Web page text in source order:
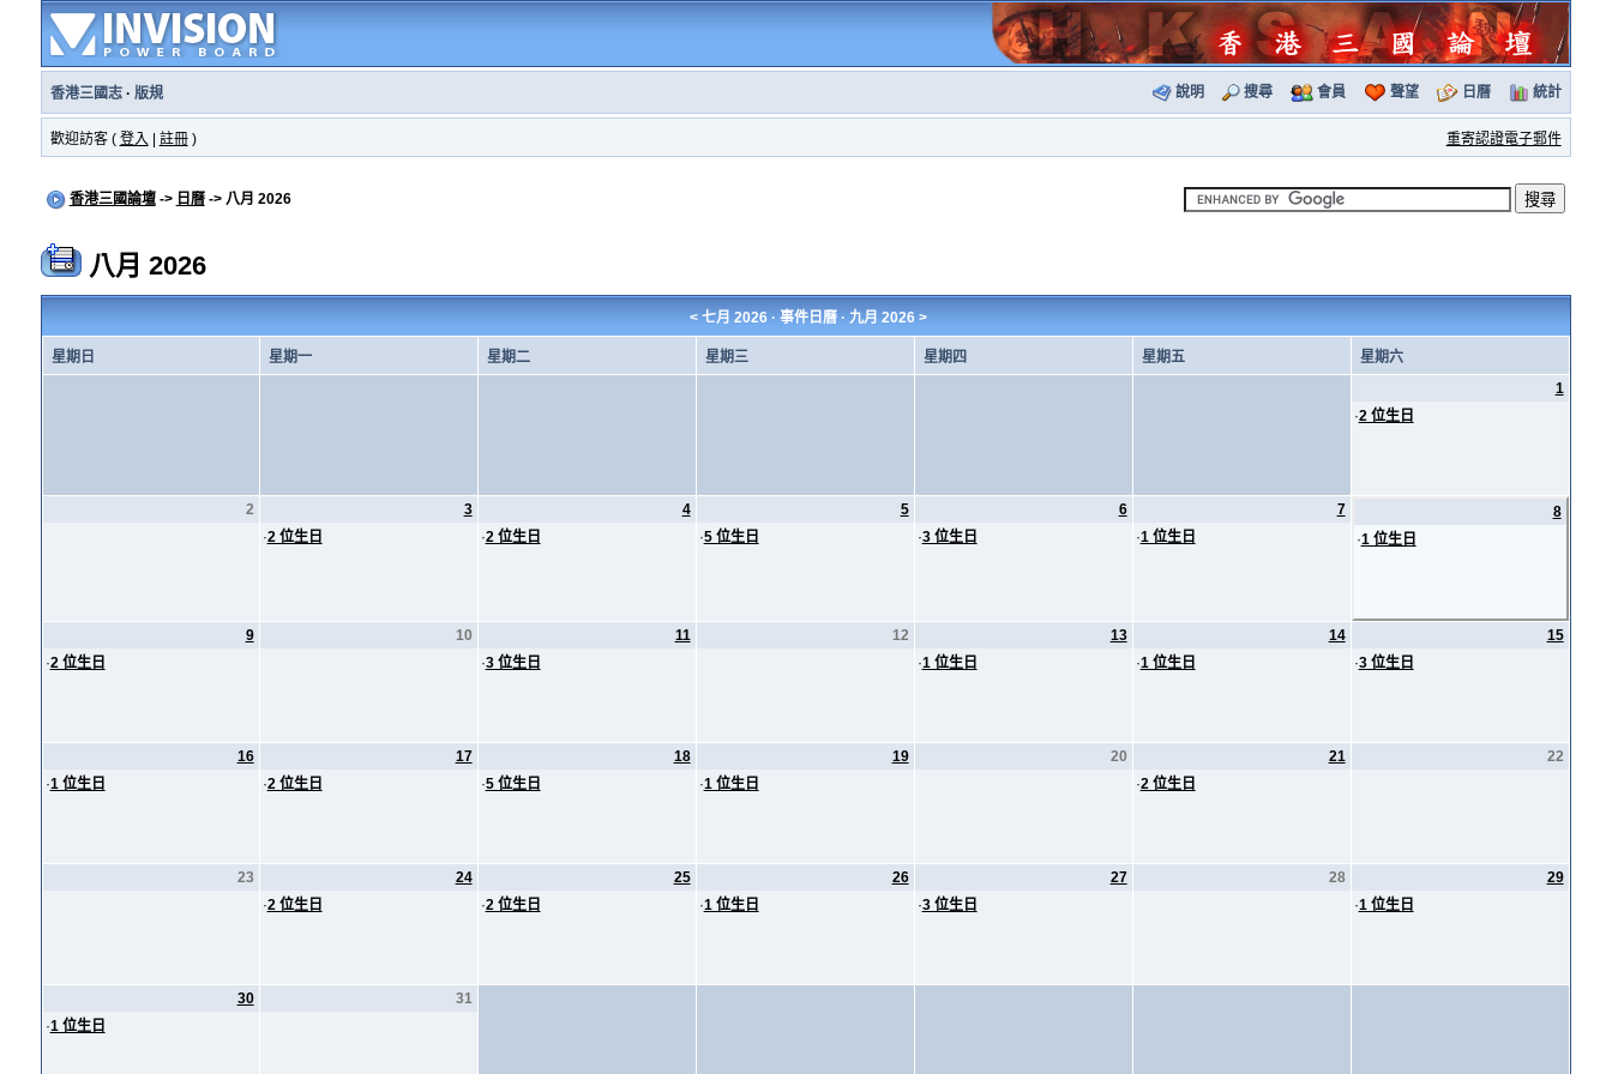
香港三國志· 版規 說明 搜尋 會員 聲望 日曆 統計
歡迎訪客 ( 登入 註冊) 重寄認證電子郵件
香港三國論壇-> 日曆-> 八月 2026
八月 2026
<七月 2026 · 事件日曆 ·九月 2026 >
星期日 星期一 星期二 星期三 星期四 星期五
星期六
1
·2 位生日
2
3
·2 位生日
4
·2 位生日
5
·5 位生日
6
·3 位生日
7
·1 位生日
8
·1 位生日
9
·2 位生日
10
11
·3 位生日
12
13
·1 位生日
14
·1 位生日
15
·3 位生日
16
·1 位生日
17
·2 位生日
18
·5 位生日
19
·1 位生日
20
21
·2 位生日
22
23
24
·2 位生日
25
·2 位生日
26
·1 位生日
27
·3 位生日
28
29
·1 位生日
30
·1 位生日
31